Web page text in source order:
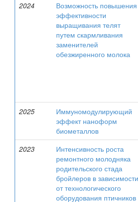
2024
Возможность повышения
эффективности
выращивания телят
путем скармливания
заменителей
обезжиренного молока
2025
Иммуномодулирующий
эффект наноформ
биометаллов
2023
Интенсивность роста
ремонтного молодняка
родительского стада
бройлеров в зависимости
от технологического
оборудования птичников